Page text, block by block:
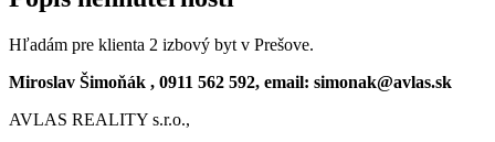
Hľadám pre klienta 2 izbový byt v Prešove.
Miroslav Šimoňák , 0911 562 592, email: simonak@avlas.sk
AVLAS REALITY s.r.o.,